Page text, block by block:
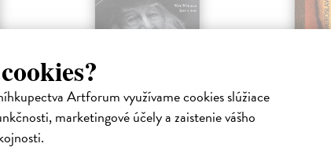
Artforum využívame cookies slúžiace
marketingové účely a zaistenie vášho
Spev o mne